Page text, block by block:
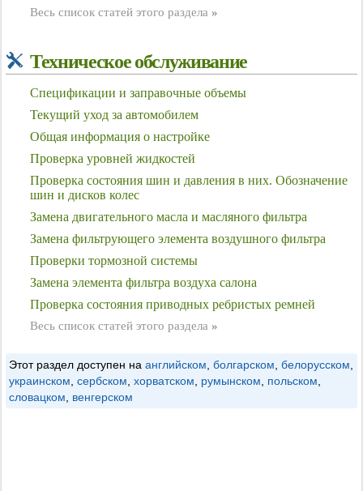
Весь список статей этого раздела »
Техническое обслуживание
Спецификации и заправочные объемы
Текущий уход за автомобилем
Общая информация о настройке
Проверка уровней жидкостей
Проверка состояния шин и давления в них. Обозначение
шин и дисков колес
Замена двигательного масла и масляного фильтра
Замена фильтрующего элемента воздушного фильтра
Проверки тормозной системы
Замена элемента фильтра воздуха салона
Проверка состояния приводных ребристых ремней
Весь список статей этого раздела »
Этот раздел доступен на английском болгарском белорусском
украинском сербском хорватском румынском польском
словацком
венгерском